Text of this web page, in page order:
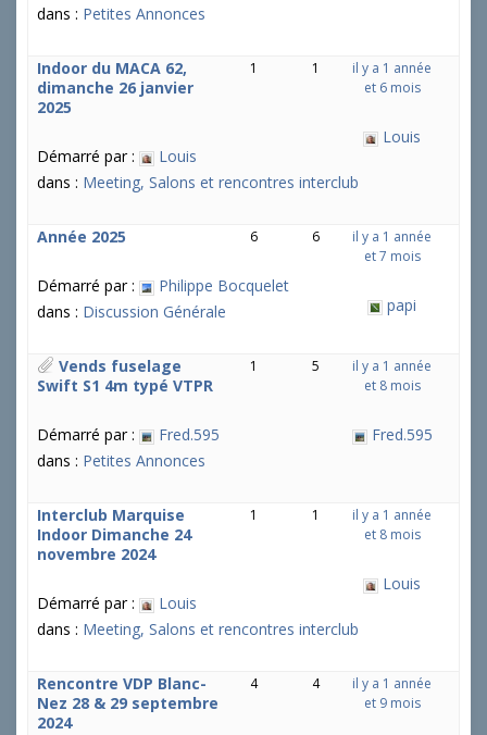
dans : Petites Annonces
Indoor du MACA 62,
dimanche 26 janvier
2025
Démarré par :
Louis
dans : Meeting, Salons et rencontres interclub
1 1
il y a 1 année
et 6 mois
Louis
Année 2025
Démarré par :
Philippe Bocquelet
dans : Discussion Générale
6 6
il y a 1 année
et 7 mois
papi
Vends fuselage
Swift S1 4m typé VTPR
Démarré par :
Fred.595
dans : Petites Annonces
1 5
il y a 1 année
et 8 mois
Fred.595
Interclub Marquise
Indoor Dimanche 24
novembre 2024
Démarré par :
Louis
dans : Meeting, Salons et rencontres interclub
1 1
il y a 1 année
et 8 mois
Louis
Rencontre VDP Blanc-
Nez 28 & 29 septembre
2024
4 4
il y a 1 année
et 9 mois